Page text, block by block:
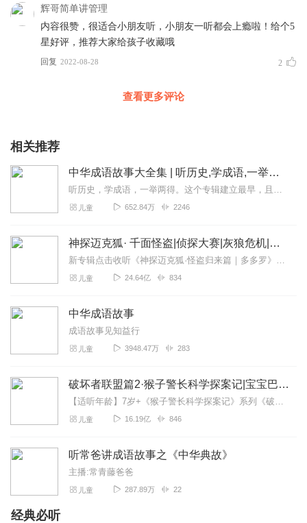
辉哥简单讲管理
内容很赞，很适合小朋友听，小朋友一听都会上瘾啦！给个5
星好评，推荐大家给孩子收藏哦
回复 2022-08-28 2
查看更多评论
相关推荐
中华成语故事大全集 | 听历史,学成语,一举两得
听历史，学成语，一举两得。这个专辑建立最早，且最初为手机录制，水平低，音量小，录得不好。换了设备之后，又把前七百条音频一条一条重新录制替换了一遍。有不少听众朋友...
儿童 652.84万 2246
神探迈克狐· 千面怪盗|侦探大赛|灰狼危机|多多罗
新专辑点击收听《神探迈克狐·怪盗归来篇｜多多罗》！！！>>>点击进入主播橱窗购买《神探迈克狐》系列图书吧!<<<多多罗故事【点击前往】收听多多罗其他好玩有趣的故...
儿童 24.64亿 834
中华成语故事
成语故事见知益行
儿童 3948.47万 283
破坏者联盟篇2·猴子警长科学探案记|宝宝巴士故事
【适听年龄】7岁+《猴子警长科学探案记》系列《破坏者联盟篇1·猴子警长科学探案记》>>>《破坏者联盟篇2·猴子警长科学探案记》>>>《破坏者联盟篇3·猴子警长科...
儿童 16.19亿 846
听常爸讲成语故事之《中华典故》
主播:常青藤爸爸
儿童 287.89万 22
经典必听